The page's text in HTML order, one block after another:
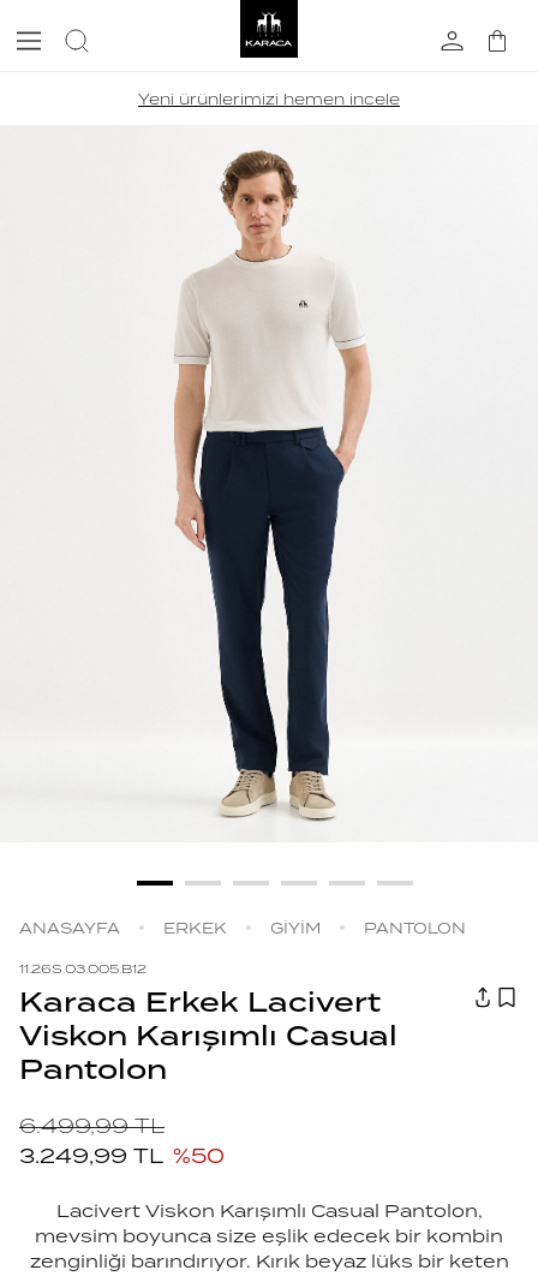
Yeni ürünlerimizi hemen incele
ANASAYFA ERKEK GİYİM PANTOLON
11.26S.03.005.B12
Karaca Erkek Lacivert
Viskon Karışımlı Casual
Pantolon
6.499,99 TL
3.249,99 TL %50
Lacivert Viskon Karışımlı Casual Pantolon,
mevsim boyunca size eşlik edecek bir kombin
zenginliği barındırıyor. Kırık beyaz lüks bir keten